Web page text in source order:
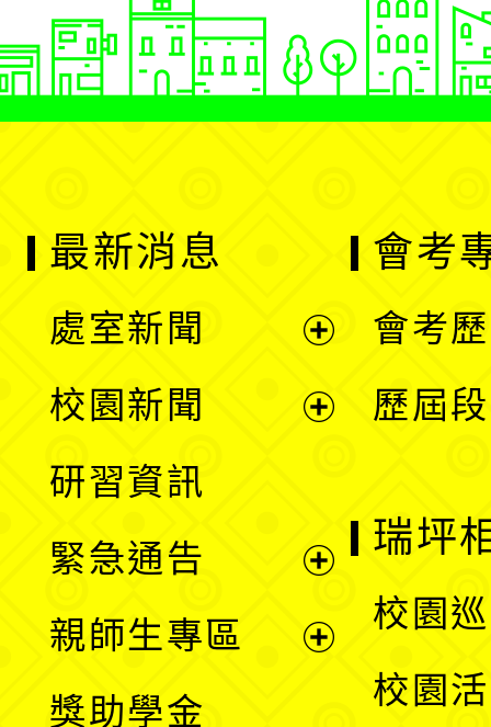
最新消息
處室新聞
單
校園新聞
選
單
研習資訊
緊急通告
親師生專區
獎助學金
會考
會考
歷屆
瑞坪
校園
校園